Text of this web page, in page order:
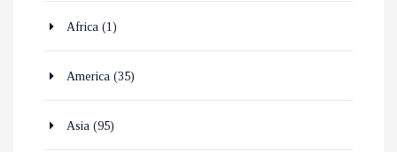
Africa (1)
America (35)
Asia (95)